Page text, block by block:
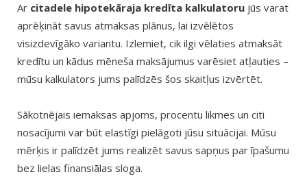
Ar citadele hipotekāraja kredīta kalkulatoru jūs varat
aprēķināt savus atmaksas plānus, lai izvēlētos
visizdevīgāko variantu. Izlemiet, cik ilgi vēlaties atmaksāt
kredītu un kādus mēneša maksājumus varēsiet atļauties –
mūsu kalkulators jums palīdzēs šos skaitļus izvērtēt.
Sākotnējais iemaksas apjoms, procentu likmes un citi
nosacījumi var būt elastīgi pielāgoti jūsu situācijai. Mūsu
mērķis ir palīdzēt jums realizēt savus sapņus par īpašumu
bez lielas finansiālas sloga.